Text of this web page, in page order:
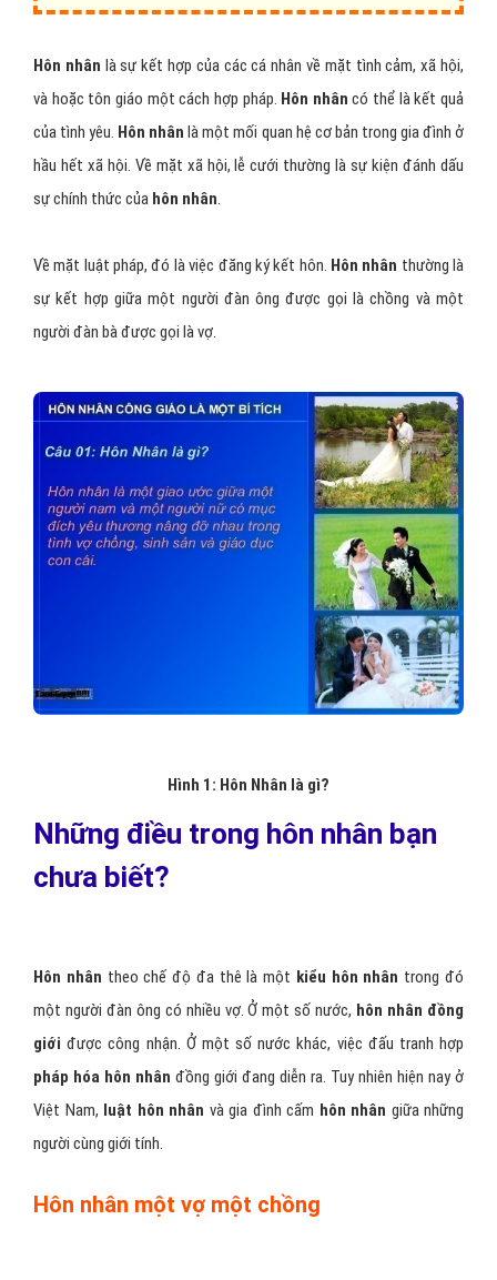
Hôn nhân là sự kết hợp của các cá nhân về mặt tình cảm, xã hội,
và hoặc tôn giáo một cách hợp pháp. Hôn nhân có thể là kết quả
của tình yêu. Hôn nhân là một mối quan hệ cơ bản trong gia đình ở
hầu hết xã hội. Về mặt xã hội, lễ cưới thường là sự kiện đánh dấu
sự chính thức của hôn nhân.
Về mặt luật pháp, đó là việc đăng ký kết hôn. Hôn nhân thường là
sự kết hợp giữa một người đàn ông được gọi là chồng và một
người đàn bà được gọi là vợ.
Hình 1: Hôn Nhân là gì?
Những điều trong hôn nhân bạn
chưa biết?
Hôn nhân theo chế độ đa thê là một kiểu hôn nhân trong đó
một người đàn ông có nhiều vợ. Ở một số nước, hôn nhân đồng
giớiđược công nhận. Ở một số nước khác, việc đấu tranh hợp
pháp hóa hôn nhân đồng giới đang diễn ra. Tuy nhiên hiện nay ở
Việt Nam, luật hôn nhân và gia đình cấm hôn nhân giữa những
người cùng giới tính.
Hôn nhân một vợ một chồng